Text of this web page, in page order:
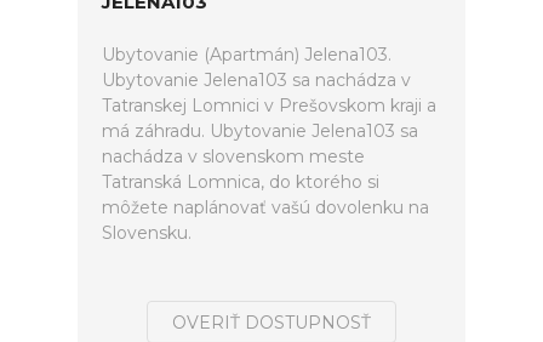
Ubytovanie (Apartmán) Jelena103.
Ubytovanie Jelena103 sa nachádza v
Tatranskej Lomnici v Prešovskom kraji a
má záhradu. Ubytovanie Jelena103 sa
nachádza v slovenskom meste
Tatranská Lomnica, do ktorého si
môžete naplánovať vašú dovolenku na
Slovensku.
OVERIŤ DOSTUPNOSŤ